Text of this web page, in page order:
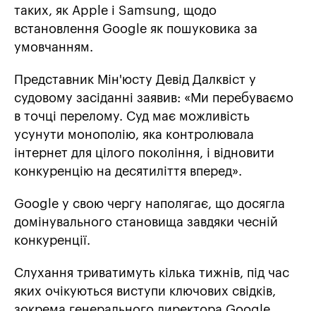
таких, як Apple і Samsung, щодо
встановлення Google як пошуковика за
умовчанням.
Представник Мін'юсту Девід Далквіст у
судовому засіданні заявив: «Ми перебуваємо
в точці перелому. Суд має можливість
усунути монополію, яка контролювала
інтернет для цілого покоління, і відновити
конкуренцію на десятиліття вперед».
Google у свою чергу наполягає, що досягла
домінувального становища завдяки чесній
конкуренції.
Слухання триватимуть кілька тижнів, під час
яких очікуються виступи ключових свідків,